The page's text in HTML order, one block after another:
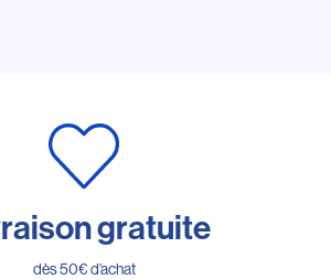
gratuite
dès 50€ d’achat